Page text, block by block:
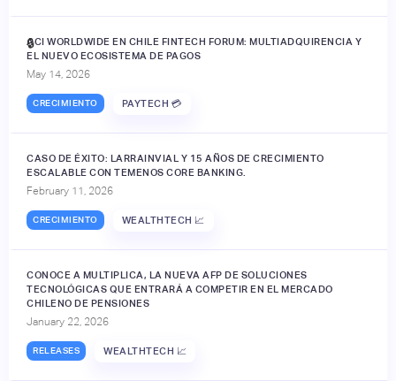
ACI WORLDWIDE EN CHILE FINTECH FORUM: MULTIADQUIRENCIA Y
EL NUEVO ECOSISTEMA DE PAGOS
May 14, 2026
CRECIMIENTO PAYTECH 💳
🔒
CASO DE ÉXITO: LARRAINVIAL Y 15 AÑOS DE CRECIMIENTO
ESCALABLE CON TEMENOS CORE BANKING.
February 11, 2026
CRECIMIENTO WEALTHTECH 📈
CONOCE A MULTIPLICA, LA NUEVA AFP DE SOLUCIONES
TECNOLÓGICAS QUE ENTRARÁ A COMPETIR EN EL MERCADO
CHILENO DE PENSIONES
January 22, 2026
RELEASES WEALTHTECH 📈